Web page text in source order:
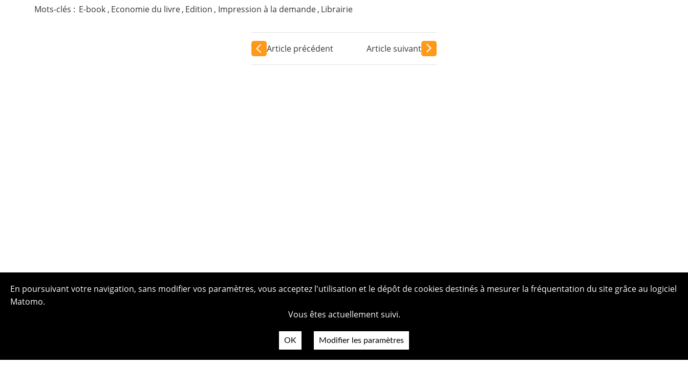
Mots-clés : E-book , Economie du livre, Edition , Impression à la demande , Librairie
Article précédent Article suivant
En poursuivant votre navigation, sans modifier vos paramètres, vous acceptez l'utilisation et le dépôt de cookies destinés à mesurer la fréquentation du site grâce au logiciel
Matomo.
Vous êtes actuellement suivi.
OK Modifier les paramètres